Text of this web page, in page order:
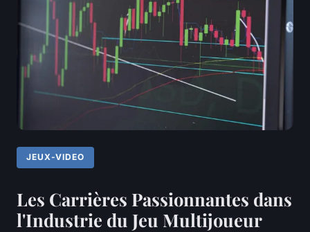
JEUX-VIDEO
Les Carrières Passionnantes dans
l'Industrie du Jeu Multijoueur